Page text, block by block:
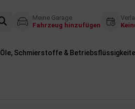
Meine Garage
Fahrzeug hinzufügen
Öle, Schmierstoffe &